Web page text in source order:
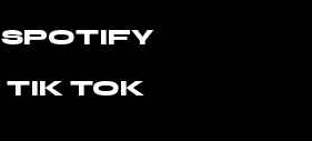
SPOTIFY
TIK TOK